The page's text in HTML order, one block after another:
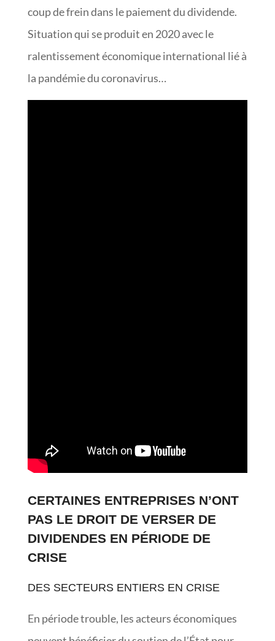
coup de frein dans le paiement du dividende.
Situation qui se produit en 2020 avec le
ralentissement économique international lié à
la pandémie du coronavirus…
CERTAINES ENTREPRISES N’ONT
PAS LE DROIT DE VERSER DE
DIVIDENDES EN PÉRIODE DE
CRISE
DES SECTEURS ENTIERS EN CRISE
En période trouble, les acteurs économiques